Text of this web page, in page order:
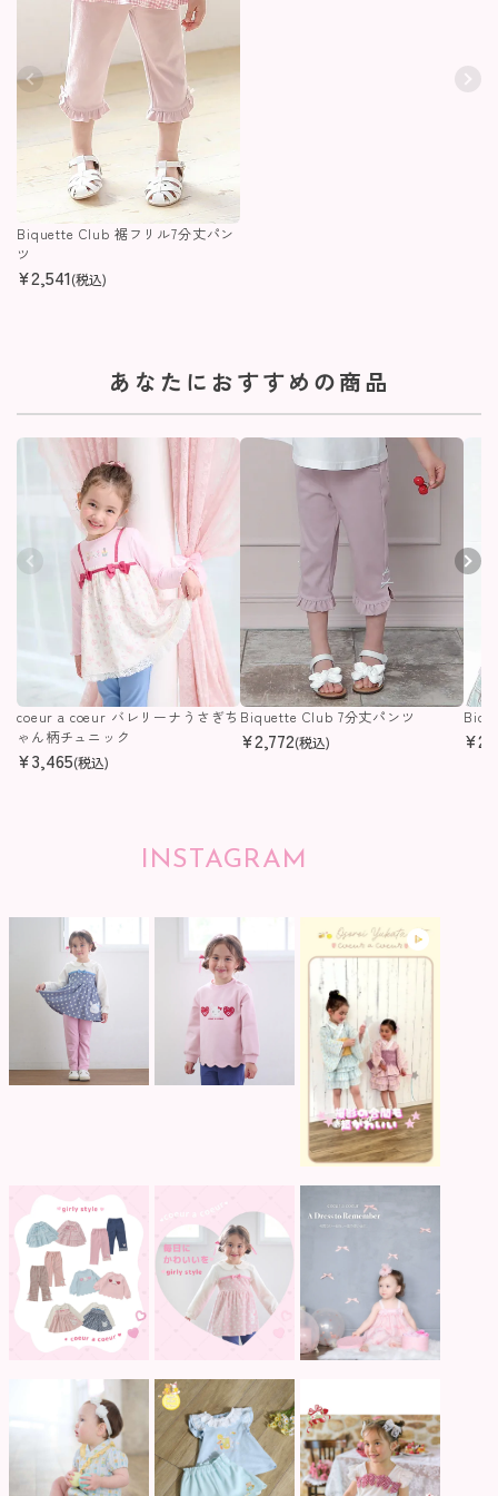
Biquette Club 裾フリル7分丈パン
ツ
¥2,541(税込)
あなたにおすすめの商品
coeur a coeur バレリーナうさぎち
ゃん柄チュニック
¥3,465(税込)
Biquette Club 7分丈パンツ
¥2,772(税込) ¥
INSTAGRAM